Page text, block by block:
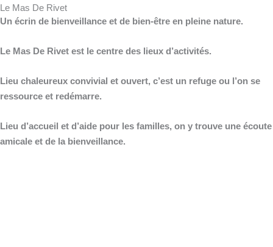
Le Mas De Rivet
Un écrin de bienveillance et de bien-être en pleine nature.
Le Mas De Rivet est le centre des lieux d’activités.
Lieu chaleureux convivial et ouvert, c’est un refuge ou l’on se
ressource et redémarre.
Lieu d’accueil et d’aide pour les familles, on y trouve une écoute
amicale et de la bienveillance.